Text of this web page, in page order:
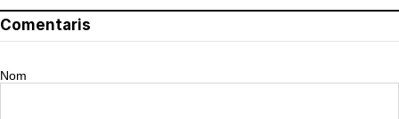
Comentaris
Nom